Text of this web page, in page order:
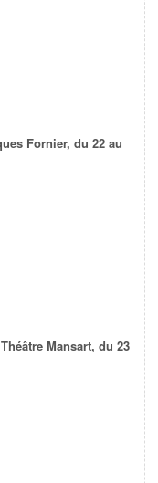
Fornier, du 22 au
Mansart, du 23